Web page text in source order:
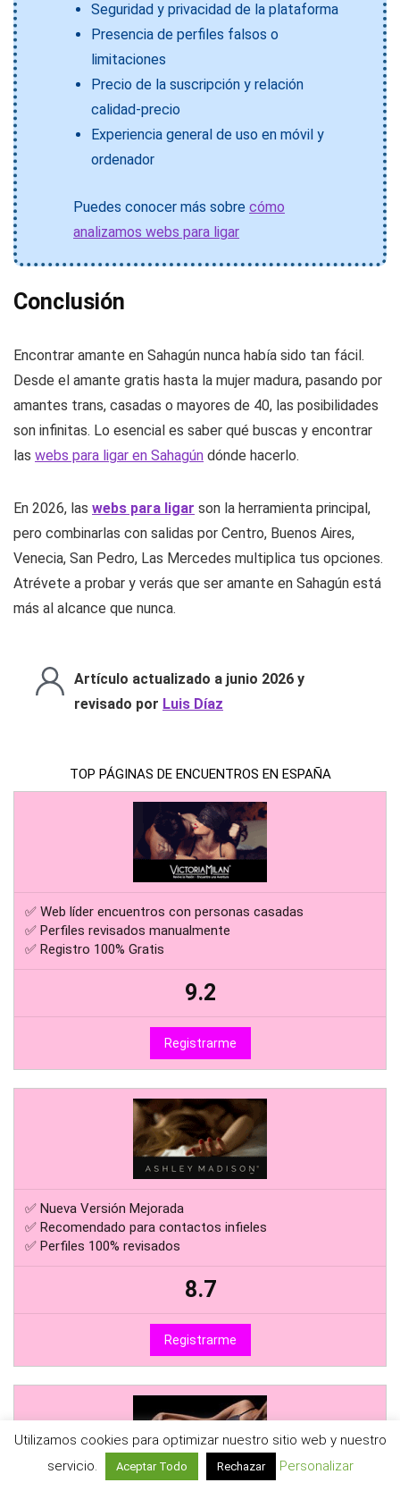
Seguridad y privacidad de la plataforma
Presencia de perfiles falsos o
limitaciones
Precio de la suscripción y relación
calidad-precio
Experiencia general de uso en móvil y
ordenador
Puedes conocer más sobre cómo
analizamos webs para ligar
Conclusión
Encontrar amante en Sahagún nunca había sido tan fácil.
Desde el amante gratis hasta la mujer madura, pasando por
amantes trans, casadas o mayores de 40, las posibilidades
son infinitas. Lo esencial es saber qué buscas y encontrar
las webs para ligar en Sahagún dónde hacerlo.
En 2026, las webs para ligar son la herramienta principal,
pero combinarlas con salidas por Centro, Buenos Aires,
Venecia, San Pedro, Las Mercedes multiplica tus opciones.
Atrévete a probar y verás que ser amante en Sahagún está
más al alcance que nunca.
Artículo actualizado a junio 2026 y
revisado por Luis Díaz
TOP PÁGINAS DE ENCUENTROS EN ESPAÑA
✅ Web líder encuentros con personas casadas
✅ Perfiles revisados manualmente
✅ Registro 100% Gratis
9.2
Registrarme
✅ Nueva Versión Mejorada
✅ Recomendado para contactos infieles
✅ Perfiles 100% revisados
8.7
Registrarme
Utilizamos cookies para optimizar nuestro sitio web y nuestro
servicio.
Aceptar Todo Rechazar Personalizar